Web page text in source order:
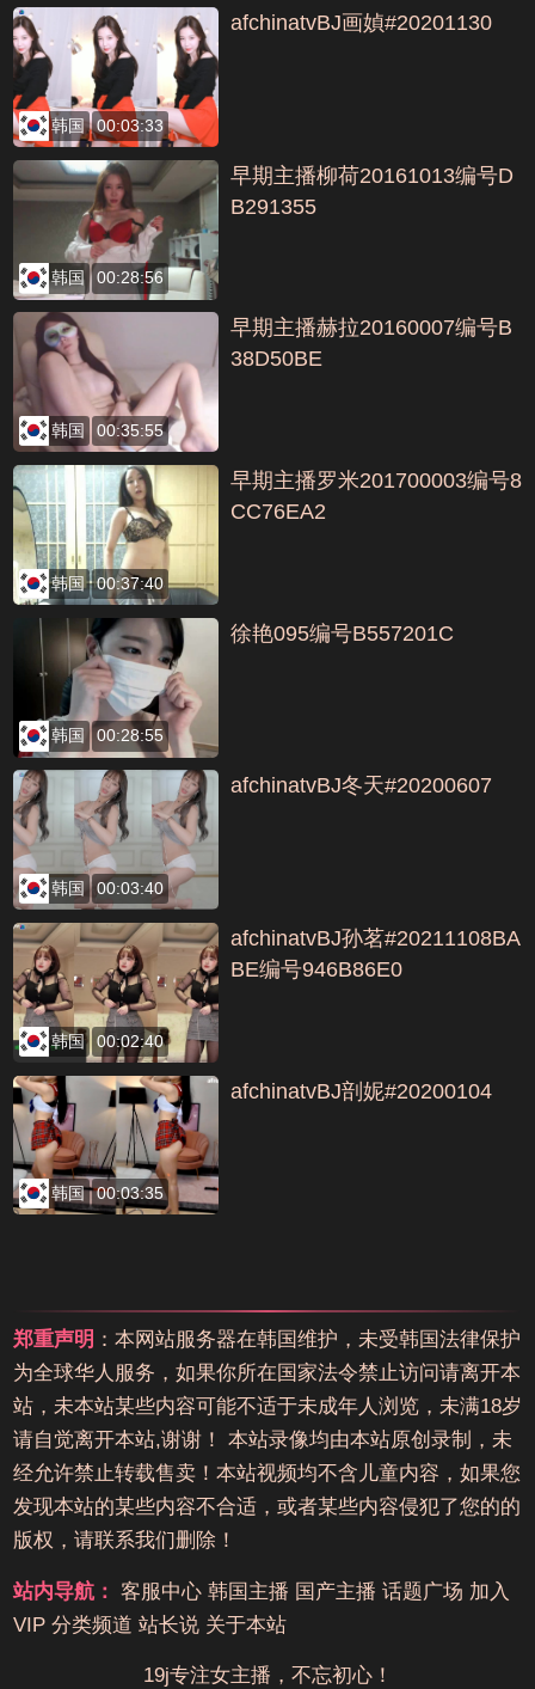
韩国 00:03:33
afchinatvBJ画媜#20201130
韩国 00:28:56
早期主播柳荷20161013编号D
B291355
韩国 00:35:55
早期主播赫拉20160007编号B
38D50BE
韩国 00:37:40
早期主播罗米201700003编号8
CC76EA2
韩国 00:28:55
徐艳095编号B557201C
韩国 00:03:40
afchinatvBJ冬天#20200607
韩国 00:02:40
afchinatvBJ孙茗#20211108BA
BE编号946B86E0
韩国 00:03:35
afchinatvBJ剖妮#20200104
郑重声明 ：本网站服务器在韩国维护，未受韩国法律保护
为全球华人服务，如果你所在国家法令禁止访问请离开本
站，未本站某些内容可能不适于未成年人浏览，未满18岁
请自觉离开本站,谢谢！ 本站录像均由本站原创录制，未
经允许禁止转载售卖！本站视频均不含儿童内容，如果您
发现本站的某些内容不合适，或者某些内容侵犯了您的的
版权，请联系我们删除！
站内导航： 客服中心 韩国主播 国产主播 话题广场 加入
VIP 分类频道 站长说 关于本站
19j专注女主播，不忘初心！